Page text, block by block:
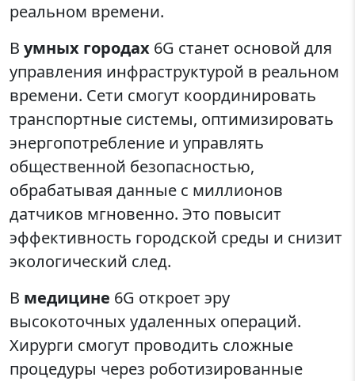
реальном времени.
В умных городах 6G станет основой для
управления инфраструктурой в реальном
времени. Сети смогут координировать
транспортные системы, оптимизировать
энергопотребление и управлять
общественной безопасностью,
обрабатывая данные с миллионов
датчиков мгновенно. Это повысит
эффективность городской среды и снизит
экологический след.
В медицине 6G откроет эру
высокоточных удаленных операций.
Хирурги смогут проводить сложные
процедуры через роботизированные